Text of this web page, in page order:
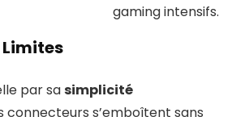
gaming intensifs.
par sasimplicité
connecteurs s’emboîtent sans